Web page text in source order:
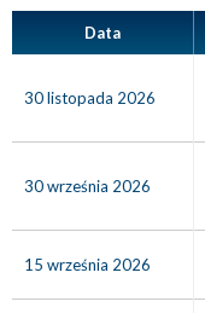
Data
30 listopada 2026
30 września 2026
15 września 2026